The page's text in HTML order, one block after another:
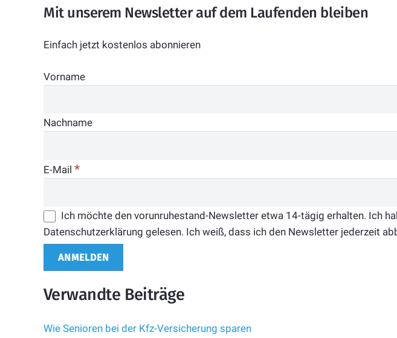
Mit unserem Newsletter auf dem Laufenden bleiben
Einfach jetzt kostenlos abonnieren
Vorname
Nachname
E-Mail *
Ich möchte den vorunruhestand-Newsletter etwa 14-tägig erhalten. Ich
Datenschutzerklärung gelesen. Ich weiß, dass ich den Newsletter jederzeit
Verwandte Beiträge
Wie Senioren bei der Kfz-Versicherung sparen